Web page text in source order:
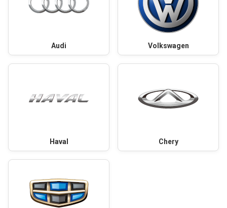
Audi Volkswagen
Haval Chery